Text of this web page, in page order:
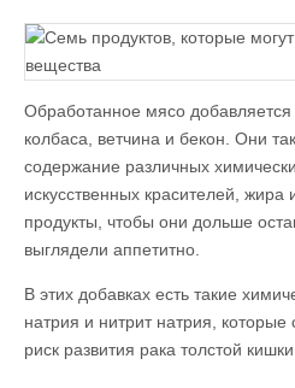
Обработанное мясо добавляется
колбаса, ветчина и бекон. Они
содержание различных
искусственных красителей,
продукты, чтобы они дольше
выглядели аппетитно.
В этих добавках есть такие
натрия и нитрит натрия,
риск развития рака толстой